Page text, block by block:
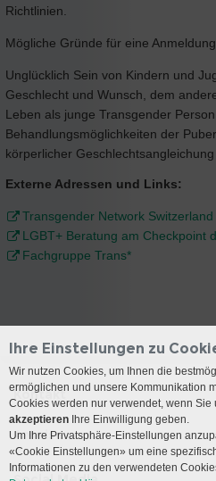
Richtlinien.
Mögliche Gründe für eine
Unglücklich Sein von Kindern und
Geschlecht und Wunsch, dem
Leben als junge Transgender Person
Behandlungsmöglichkeiten der
körperlicher Geschlechtsangleichung
Externe Adressen und Links:
Transgender Network Switzerland
LGBT+ Beratung am Checkpoint
Fachgruppe Trans*
Kontakt
Anreise
Ihre Einstellungen zu
Wir nutzen Cookies, um Ihnen die
ermöglichen und unsere Kommunikation
Cookies werden nur verwendet, wenn Sie
akzeptieren Ihre Einwilligung geben.
Um Ihre Privatsphäre-Einstellungen
«Cookie Einstellungen» um eine
Informationen zu den verwendeten